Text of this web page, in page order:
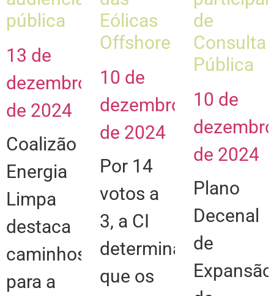
pública
13 de
dezembro
de 2024
Coalizão
Energia
Limpa
destaca
caminhos
para a
Eólicas
Offshore
10 de
dezembro
de 2024
Por 14
votos a
3, a CI
determina
que os
de
Consulta
Pública
10 de
de 2024
Plano
Decenal
de
Expansão